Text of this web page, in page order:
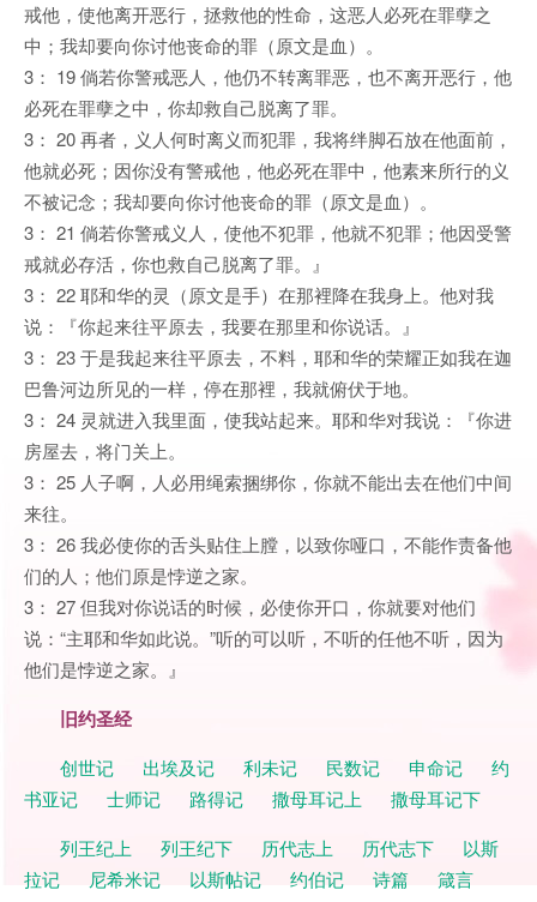
戒他，使他离开恶行，拯救他的性命，这恶人必死在罪孽之
中；我却要向你讨他丧命的罪（原文是血）。
3： 19 倘若你警戒恶人，他仍不转离罪恶，也不离开恶行，他
必死在罪孽之中，你却救自己脱离了罪。
3： 20 再者，义人何时离义而犯罪，我将绊脚石放在他面前，
他就必死；因你没有警戒他，他必死在罪中，他素来所行的义
不被记念；我却要向你讨他丧命的罪（原文是血）。
3： 21 倘若你警戒义人，使他不犯罪，他就不犯罪；他因受警
戒就必存活，你也救自己脱离了罪。』
3： 22 耶和华的灵（原文是手）在那裡降在我身上。他对我
说：『你起来往平原去，我要在那里和你说话。』
3： 23 于是我起来往平原去，不料，耶和华的荣耀正如我在迦
巴鲁河边所见的一样，停在那裡，我就俯伏于地。
3： 24 灵就进入我里面，使我站起来。耶和华对我说：『你进
房屋去，将门关上。
3： 25 人子啊，人必用绳索捆绑你，你就不能出去在他们中间
来往。
3： 26 我必使你的舌头贴住上膛，以致你哑口，不能作责备他
们的人；他们原是悖逆之家。
3： 27 但我对你说话的时候，必使你开口，你就要对他们
说：“主耶和华如此说。”听的可以听，不听的任他不听，因为
他们是悖逆之家。』
旧约圣经
创世记 出埃及记 利未记 民数记 申命记
约
书亚记
士师记 路得记 撒母耳记上
撒母耳记下
列王纪上
列王纪下 历代志上 历代志下
以斯
拉记
尼希米记 以斯帖记 约伯记 诗篇
箴言